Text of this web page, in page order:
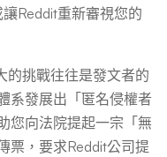
Reddit重新審視您的
的挑戰往往是發文者的
系發展出「匿名侵權者
您向法院提起一宗「無
票，要求Reddit公司提